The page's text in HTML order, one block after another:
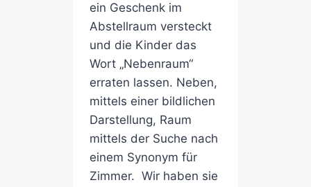
ein Geschenk im
Abstellraum versteckt
und die Kinder das
Wort „Nebenraum“
erraten lassen. Neben,
mittels einer bildlichen
Darstellung, Raum
mittels der Suche nach
einem Synonym für
Zimmer. Wir haben sie